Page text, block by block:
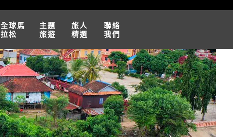
全球馬
拉松
主題
旅遊
旅人
精選
聯絡
我們